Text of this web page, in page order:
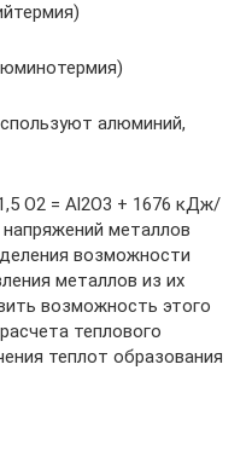
алюминий,
O2 = Аl2O3 + 1676 кДж/
металлов
возможности
металлов из их
возможность этого
теплового
теплот образования